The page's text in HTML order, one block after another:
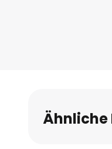
Ähnliche